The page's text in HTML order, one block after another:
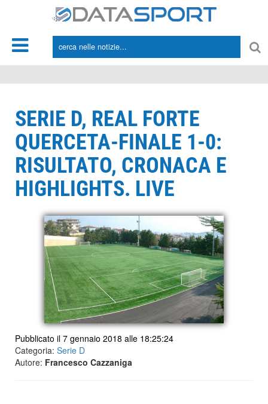
SERIE D, REAL FORTE
QUERCETA-FINALE 1-0:
RISULTATO, CRONACA E
HIGHLIGHTS. LIVE
Pubblicato il 7 gennaio 2018 alle 18:25:24
Categoria: Serie D
Autore: Francesco Cazzaniga